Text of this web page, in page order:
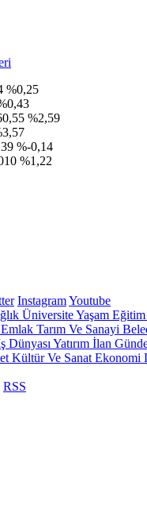
%0,25
%2,59
%-0,14
%1,22
InstagramYoutube
ÜniversiteYaşam Eğitim
Emlak Tarım Ve Sanayi
Dünyası Yatırım İlan
Kültür Ve Sanat Ekonomi
RSS